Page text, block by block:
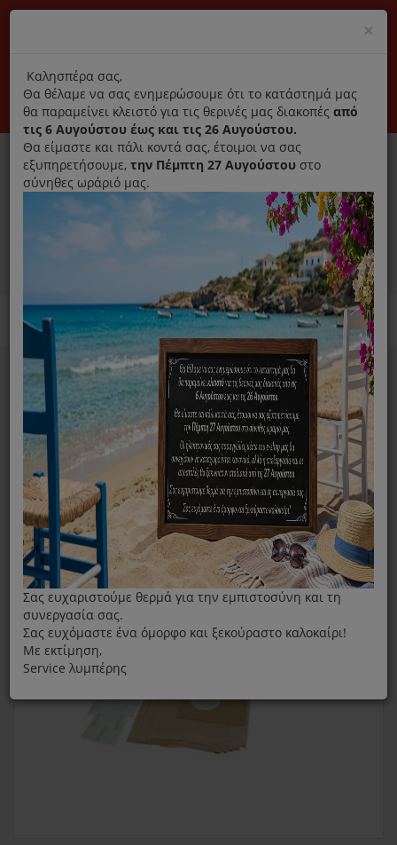
Αποκλειστικά γνήσια ανταλλακτικά
Σύνδεση Εγγραφή Εταιρεία Επικοινωνία
0
Ανταλλακτικά ηλεκτρικών συσκευών MENU
Home
Σκούπα
Original Σακούλες Σκούπας Siemens/ Bosch Type E, F,D
×
title
Καλησπέρα σας,
Θα θέλαμε να σας ενημερώσουμε ότι το κατάστημά μας
θα παραμείνει κλειστό για τις θερινές μας διακοπές από
τις 6 Αυγούστου έως και τις 26 Αυγούστου.
Θα είμαστε και πάλι κοντά σας, έτοιμοι να σας
εξυπηρετήσουμε, την Πέμπτη 27 Αυγούστου στο
σύνηθες ωράριό μας.
Σας ευχαριστούμε θερμά για την εμπιστοσύνη και τη
συνεργασία σας.
Σας ευχόμαστε ένα όμορφο και ξεκούραστο καλοκαίρι!
Με εκτίμηση,
Service λυμπέρης